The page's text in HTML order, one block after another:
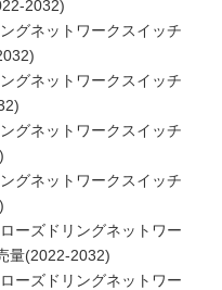
2032)
グネットワークスイッチ
グネットワークスイッチ
グネットワークスイッチ
グネットワークスイッチ
ーズドリングネットワー
量(2022-2032)
ーズドリングネットワー